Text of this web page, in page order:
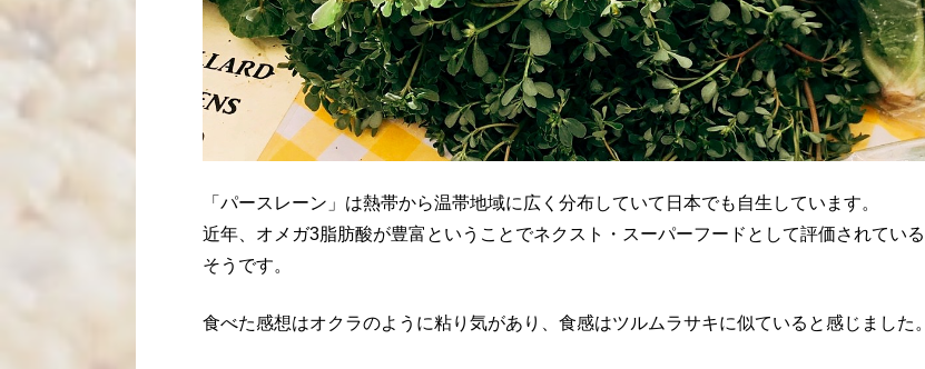
「パースレーン」は熱帯から温帯地域に広く分布していて日本でも自生しています。
近年、オメガ3脂肪酸が豊富ということでネクスト・スーパーフードとして評価されている
そうです。
食べた感想はオクラのように粘り気があり、食感はツルムラサキに似ていると感じました。